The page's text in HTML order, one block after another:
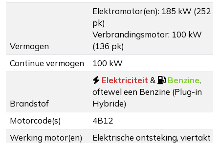
Vermogen
Elektromotor(en): 185 kW (252
pk)
Verbrandingsmotor: 100 kW
(136 pk)
Continue vermogen
100 kW
Brandstof
Elektriciteit & Benzine,
oftewel een Benzine (Plug-in
Hybride)
Motorcode(s)
4B12
Werking motor(en)
Elektrische ontsteking, viertakt